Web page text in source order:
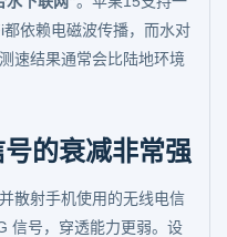
依赖电磁波传播，而水对
速结果通常会比陆地环境
的衰减非常强
散射手机使用的无线电信
信号，穿透能力更弱。设